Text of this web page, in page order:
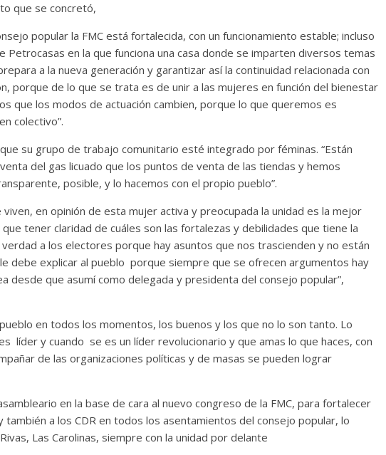
que se concretó,
popular la FMC está fortalecida, con un funcionamiento estable; incluso
Petrocasas en la que funciona una casa donde se imparten diversos temas
a la nueva generación y garantizar así la continuidad relacionada con
porque de lo que se trata es de unir a las mujeres en función del bienestar
que los modos de actuación cambien, porque lo que queremos es
colectivo”.
su grupo de trabajo comunitario esté integrado por féminas. “Están
del gas licuado que los puntos de venta de las tiendas y hemos
posible, y lo hacemos con el propio pueblo”.
en opinión de esta mujer activa y preocupada la unidad es la mejor
tener claridad de cuáles son las fortalezas y debilidades que tiene la
a los electores porque hay asuntos que nos trascienden y no están
debe explicar al pueblo porque siempre que se ofrecen argumentos hay
desde que asumí como delegada y presidenta del consejo popular”,
en todos los momentos, los buenos y los que no lo son tanto. Lo
líder y cuando se es un líder revolucionario y que amas lo que haces, con
de las organizaciones políticas y de masas se pueden lograr
en la base de cara al nuevo congreso de la FMC, para fortalecer
también a los CDR en todos los asentamientos del consejo popular, lo
Las Carolinas, siempre con la unidad por delante
Un hombre entre dos
mundos
Las series-caramelos
Shondaland